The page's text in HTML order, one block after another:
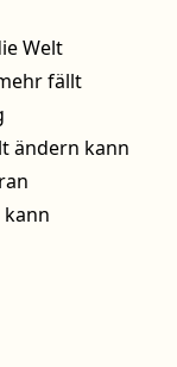
Welt
fällt
ändern kann
kann